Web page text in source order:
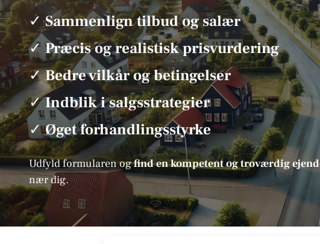
✓Sammenlign tilbud og salær
✓ Præcis og realistisk prisvurdering
✓Bedre vilkår og betingelser
✓Indblik i salgsstrategier
✓Øget forhandlingsstyrke
Udfyld formularen ogfind en kompetent og troværdig
nær dig.